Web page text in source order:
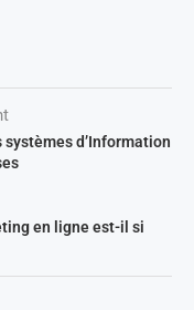
d’Information
en ligne est-il si